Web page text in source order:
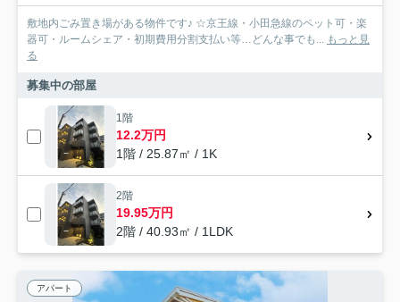
敷地内ごみ置き場がある物件です♪ ☆京王線・小田急線のペット可・楽
器可・ルームシェア・初期費用分割支払い等…どんな事でも... もっと見
る
募集中の部屋
1階
12.2万円
1階 / 25.87㎡ / 1K
2階
19.95万円
2階 / 40.93㎡ / 1LDK
アパート